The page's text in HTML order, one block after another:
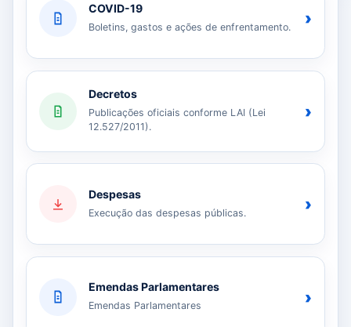
COVID-19
Boletins, gastos e ações de enfrentamento. ›
Decretos
Publicações oficiais conforme LAI (Lei
12.527/2011).
›
Despesas
Execução das despesas públicas. ›
Emendas Parlamentares
Emendas Parlamentares ›